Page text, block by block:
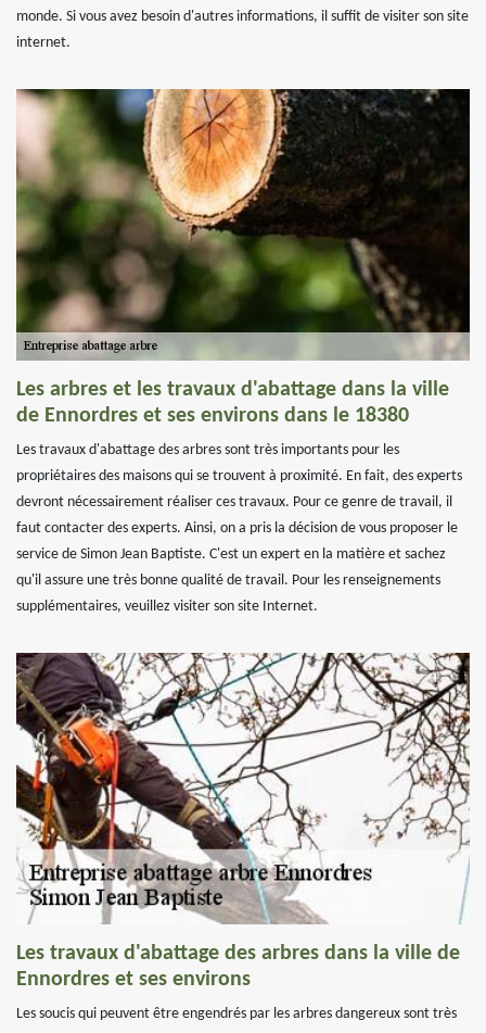
monde. Si vous avez besoin d'autres informations, il suffit de visiter son site
internet.
Les arbres et les travaux d'abattage dans la ville
de Ennordres et ses environs dans le 18380
Les travaux d'abattage des arbres sont très importants pour les
propriétaires des maisons qui se trouvent à proximité. En fait, des experts
devront nécessairement réaliser ces travaux. Pour ce genre de travail, il
faut contacter des experts. Ainsi, on a pris la décision de vous proposer le
service de Simon Jean Baptiste. C'est un expert en la matière et sachez
qu'il assure une très bonne qualité de travail. Pour les renseignements
supplémentaires, veuillez visiter son site Internet.
Les travaux d'abattage des arbres dans la ville de
Ennordres et ses environs
Les soucis qui peuvent être engendrés par les arbres dangereux sont très